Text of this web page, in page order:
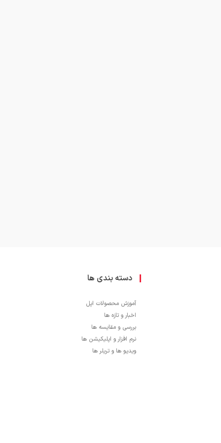
دسته بندی ها
آموزش محصولات اپل
اخبار و تازه ها
بررسی و مقایسه ها
نرم افزار و اپلیکیشن ها
ویدیو ها و تریلر ها